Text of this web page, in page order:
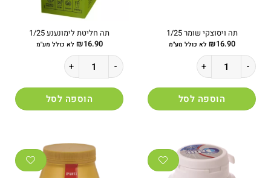
תה ויסוצקי שומר 1/25
₪16.90 לא כולל מע"מ
כמות של תה ויסוצקי שומר 1/25
הוספה לסל
תה חליטת לימונענע 1/25
₪16.90 לא כולל מע"מ
כמות של תה חליטת לימונענע 1/25
הוספה לסל